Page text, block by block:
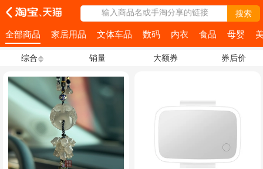
输入商品名或手淘分享的链接 搜索
全部商品 家居用品 文体车品 数码 内衣 食品 母婴
综合 销量 大额券 券后价